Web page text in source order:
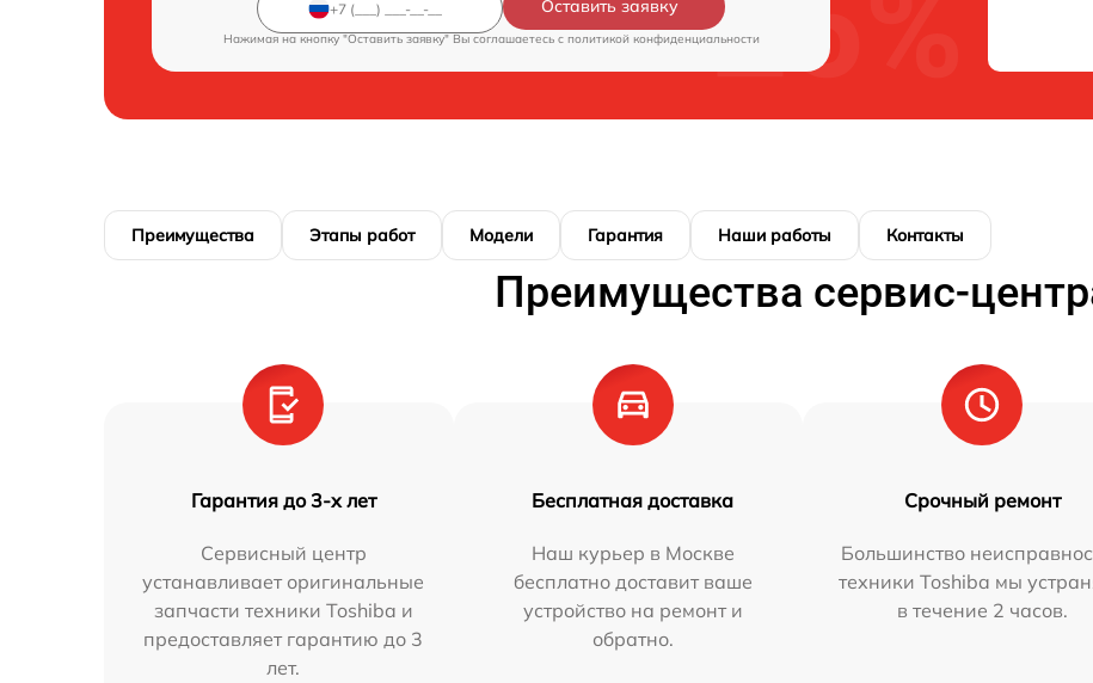
Оставить заявку
Нажимая на кнопку "Оставить заявку" Вы соглашаетесь c политикой конфиденциальности
Преимущества Этапы работ Модели Гарантия Наши работы Контакты
Преимущества сервис-
Гарантия до 3-х лет
Сервисный центр
устанавливает оригинальные
запчасти техники Toshiba и
предоставляет гарантию до 3
лет.
Бесплатная доставка
Наш курьер в Москве
бесплатно доставит ваше
устройство на ремонт и
обратно.
Срочный ремонт
Большинство
техники Toshiba мы
в течение 2 часов.